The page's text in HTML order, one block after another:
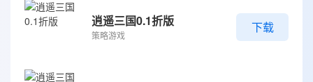
逍遥三国0.1折版
策略游戏
下载